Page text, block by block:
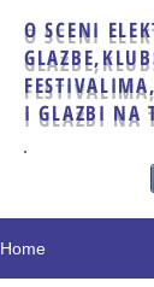
O SCENI
GLAZBE,
I GLAZBI NA
Home